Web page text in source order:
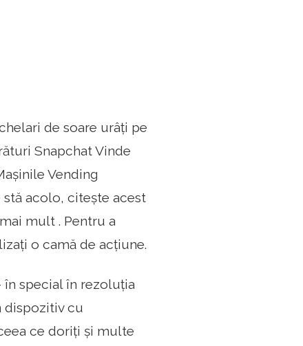
de soare urâți pe
Snapchat Vinde
Vending
stă acolo, citește acest
mult . Pentru a
o camă de acțiune.
special în rezoluția
dispozitiv cu
ce doriți și multe